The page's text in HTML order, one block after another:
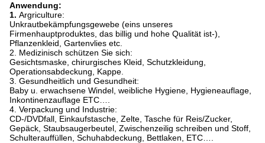
Anwendung:
1. Argriculture:
Unkrautbekämpfungsgewebe (eins unseres
Firmenhauptproduktes, das billig und hohe Qualität ist-),
Pflanzenkleid, Gartenvlies etc.
2. Medizinisch schützen Sie sich:
Gesichtsmaske, chirurgisches Kleid, Schutzkleidung,
Operationsabdeckung, Kappe.
3. Gesundheitlich und Gesundheit:
Baby u. erwachsene Windel, weibliche Hygiene, Hygieneauflage,
Inkontinenzauflage ETC….
4. Verpackung und Industrie:
CD-/DVDfall, Einkaufstasche, Zelte, Tasche für Reis/Zucker,
Gepäck, Staubsaugerbeutel, Zwischenzeilig schreiben und Stoff,
Schulterauffüllen, Schuhabdeckung, Bettlaken, ETC….